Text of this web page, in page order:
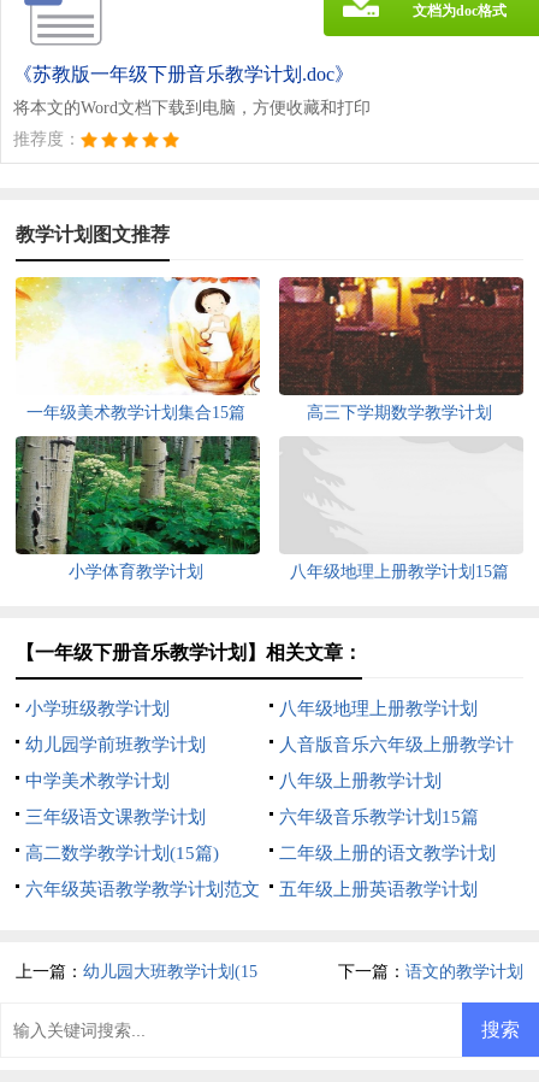
《苏教版一年级下册音乐教学计划.doc》
将本文的Word文档下载到电脑，方便收藏和打印
推荐度：
文档为doc格式
教学计划图文推荐
一年级美术教学计划集合15篇 高三下学期数学教学计划
小学体育教学计划 八年级地理上册教学计划15篇
【一年级下册音乐教学计划】相关文章：
小学班级教学计划
八年级地理上册教学计划
幼儿园学前班教学计划
人音版音乐六年级上册教学计
划
中学美术教学计划
八年级上册教学计划
三年级语文课教学计划
六年级音乐教学计划15篇
高二数学教学计划(15篇)
二年级上册的语文教学计划
六年级英语教学教学计划范文
五年级上册英语教学计划
上一篇：幼儿园大班教学计划(15 下一篇： 语文的教学计划